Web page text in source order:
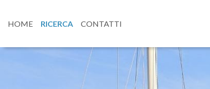
HOME RICERCA CONTATTI